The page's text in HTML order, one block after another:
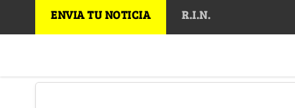
ENVIA TU NOTICIA R.I.N.